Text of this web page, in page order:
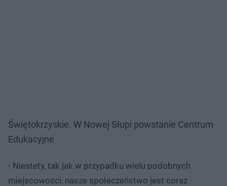
Świętokrzyskie. W Nowej Słupi powstanie Centrum
Edukacyjne
- Niestety, tak jak w przypadku wielu podobnych
miejscowości, nasze społeczeństwo jest coraz